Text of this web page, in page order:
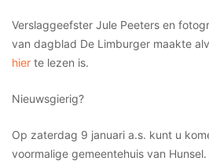
Verslaggeefster Jule Peeters en
van dagblad De Limburger maakte
hier te lezen is.
Nieuwsgierig?
Op zaterdag 9 januari a.s. kunt u
voormalige gemeentehuis van